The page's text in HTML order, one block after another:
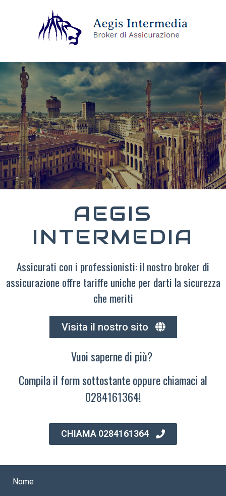
AEGIS
INTERMEDIA
Assicurati con i professionisti: il nostro broker di
assicurazione offre tariffe uniche per darti la sicurezza
che meriti
Visita il nostro sito
Vuoi saperne di più?
Compila il form sottostante oppure chiamaci al
0284161364!
CHIAMA 0284161364
Nome